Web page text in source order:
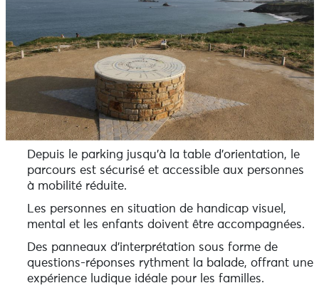
Depuis le parking jusqu’à la table d’orientation, le
parcours est sécurisé et accessible aux personnes
à mobilité réduite.
Les personnes en situation de handicap visuel,
mental et les enfants doivent être accompagnées.
Des panneaux d’interprétation sous forme de
questions-réponses rythment la balade, offrant une
expérience ludique idéale pour les familles.